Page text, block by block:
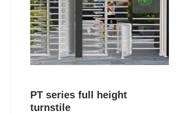
PT series full height
turnstile